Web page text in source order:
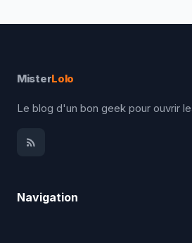
MisterLolo
Le blog d'un bon geek pour ouvrir
Navigation